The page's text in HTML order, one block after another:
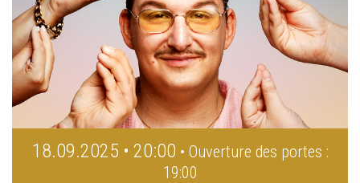
18.09.2025 • 20:00 • Ouverture des portes :
19:00